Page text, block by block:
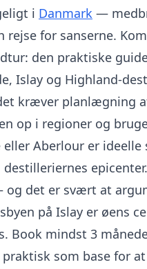
i Danmark —
rejse for sanserne.
den praktiske
Islay og Highland-
kræver planlægning
op i regioner og
eller Aberlour er
og det er svært at
på Islay er øens
Book mindst 3
praktisk som base for